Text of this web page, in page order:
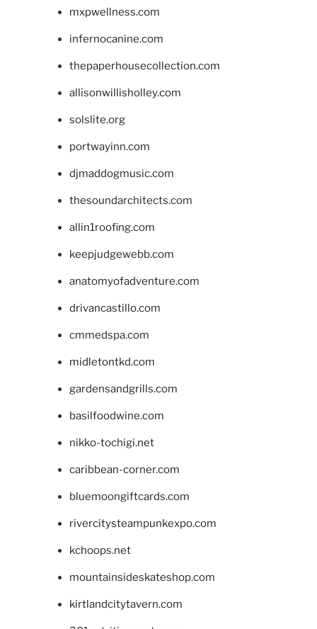
mxpwellness.com
infernocanine.com
thepaperhousecollection.com
allisonwillisholley.com
solslite.org
portwayinn.com
djmaddogmusic.com
thesoundarchitects.com
allin1roofing.com
keepjudgewebb.com
anatomyofadventure.com
drivancastillo.com
cmmedspa.com
midletontkd.com
gardensandgrills.com
basilfoodwine.com
nikko-tochigi.net
caribbean-corner.com
bluemoongiftcards.com
rivercitysteampunkexpo.com
kchoops.net
mountainsideskateshop.com
kirtlandcitytavern.com